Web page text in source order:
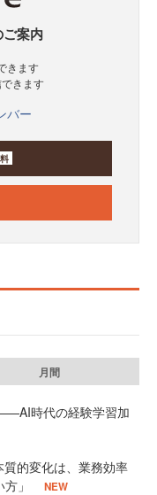
ご案内
きます
きます
バー
月間
時代の経験学習加
的変化は、業務効率
」
NEW